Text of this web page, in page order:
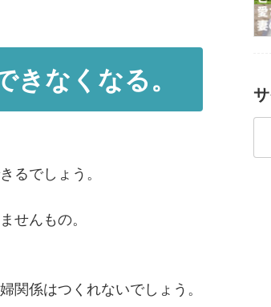
なくなる。
るでしょう。
せんもの。
関係はつくれないでしょう。